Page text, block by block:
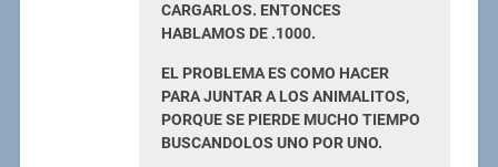
CARGARLOS. ENTONCES
HABLAMOS DE .1000.
EL PROBLEMA ES COMO HACER
PARA JUNTAR A LOS ANIMALITOS,
PORQUE SE PIERDE MUCHO TIEMPO
BUSCANDOLOS UNO POR UNO.